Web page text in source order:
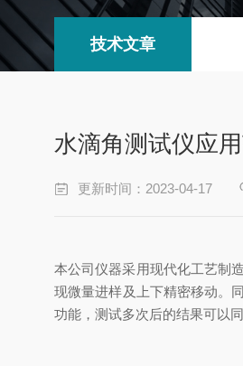
技术文章
水滴角测试仪应
更新时间：2023-04-17
本公司仪器采用现代化工艺制
现微量进样及上下精密移动。
功能，测试多次后的结果可以